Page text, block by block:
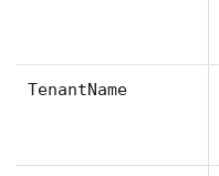
TenantName